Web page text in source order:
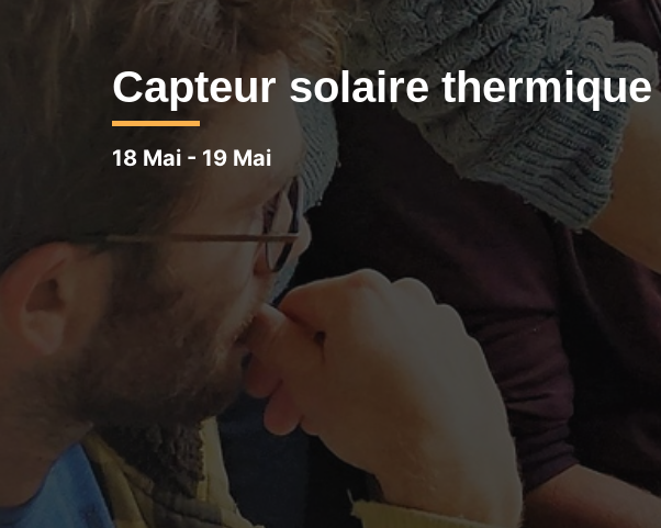
Capteur solaire
18 Mai - 19 Mai